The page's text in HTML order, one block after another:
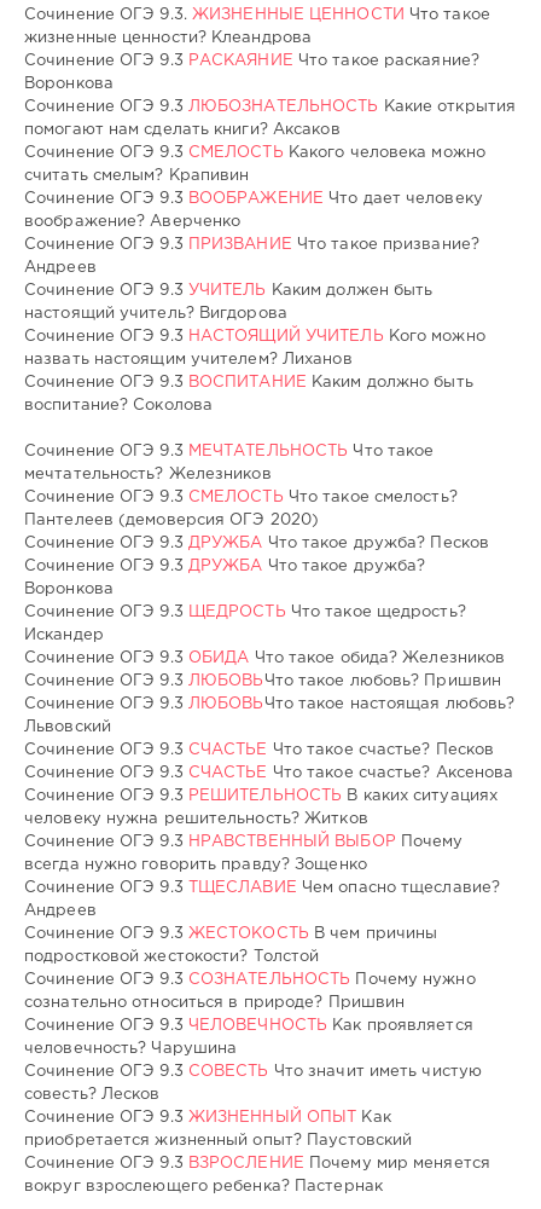
Сочинение ОГЭ 9.3. ЖИЗНЕННЫЕ ЦЕННОСТИ Что такое
жизненные ценности? Клеандрова
Сочинение ОГЭ 9.3
РАСКАЯНИЕ Что такое раскаяние?
Воронкова
Сочинение ОГЭ 9.3 ЛЮБОЗНАТЕЛЬНОСТЬ
Какие открытия
помогают нам сделать книги? Аксаков
Сочинение ОГЭ 9.3 СМЕЛОСТЬ Какого человека можно
считать смелым? Крапивин
Сочинение ОГЭ 9.3
ВООБРАЖЕНИЕ Что дает человеку
воображение? Аверченко
Сочинение ОГЭ 9.3
ПРИЗВАНИЕ Что такое призвание?
Андреев
Сочинение ОГЭ 9.3 УЧИТЕЛЬ
Каким должен быть
настоящий учитель? Вигдорова
Сочинение ОГЭ 9.3
НАСТОЯЩИЙ УЧИТЕЛЬ
Кого можно
назвать настоящим учителем? Лиханов
Сочинение ОГЭ 9.3
ВОСПИТАНИЕ Каким должно быть
воспитание? Соколова
Сочинение ОГЭ 9.3 МЕЧТАТЕЛЬНОСТЬ Что такое
мечтательность? Железников
Сочинение ОГЭ 9.3 СМЕЛОСТЬ Что такое смелость?
Пантелеев (демоверсия ОГЭ 2020)
Сочинение ОГЭ 9.3 ДРУЖБА Что такое дружба? Песков
Сочинение ОГЭ 9.3 ДРУЖБА Что такое дружба?
Воронкова
Сочинение ОГЭ 9.3
ЩЕДРОСТЬ Что такое щедрость?
Искандер
Сочинение ОГЭ 9.3 ОБИДА Что такое обида? Железников
Сочинение ОГЭ 9.3 ЛЮБОВЬ Что такое любовь? Пришвин
Сочинение ОГЭ 9.3 ЛЮБОВЬ Что такое настоящая любовь?
Львовский
Сочинение ОГЭ 9.3 СЧАСТЬЕ
Что такое счастье? Песков
Сочинение ОГЭ 9.3 СЧАСТЬЕ
Что такое счастье? Аксенова
Сочинение ОГЭ 9.3
РЕШИТЕЛЬНОСТЬ
В каких ситуациях
человеку нужна решительность? Житков
Сочинение ОГЭ 9.3
НРАВСТВЕННЫЙ ВЫБОР
Почему
всегда нужно говорить правду? Зощенко
Сочинение ОГЭ 9.3
ТЩЕСЛАВИЕ Чем опасно тщеславие?
Андреев
Сочинение ОГЭ 9.3 ЖЕСТОКОСТЬ В чем причины
подростковой жестокости? Толстой
Сочинение ОГЭ 9.3 СОЗНАТЕЛЬНОСТЬ
Почему нужно
сознательно относиться в природе? Пришвин
Сочинение ОГЭ 9.3 ЧЕЛОВЕЧНОСТЬ
Как проявляется
человечность? Чарушина
Сочинение ОГЭ 9.3 СОВЕСТЬ
Что значит иметь чистую
совесть? Лесков
Сочинение ОГЭ 9.3 ЖИЗНЕННЫЙ ОПЫТ
Как
приобретается жизненный опыт? Паустовский
Сочинение ОГЭ 9.3
ВЗРОСЛЕНИЕ Почему мир меняется
вокруг взрослеющего ребенка? Пастернак